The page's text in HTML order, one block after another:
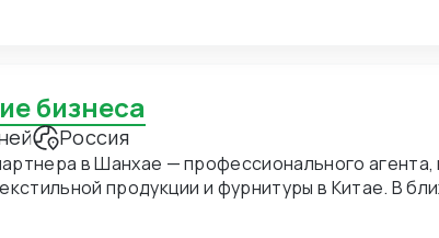
бизнеса
Россия
в Шанхае — профессионального
продукции и фурнитуры в Китае. В ближайшее время мы планируем
личных встреч с потенциальными